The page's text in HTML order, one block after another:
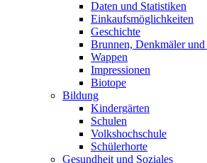
Daten und Statistiken
Einkaufsmöglichkeiten
Geschichte
Brunnen, Denkmäler
Wappen
Impressionen
Biotope
Bildung
Kindergärten
Schulen
Volkshochschule
Schülerhorte
Gesundheit und Soziales